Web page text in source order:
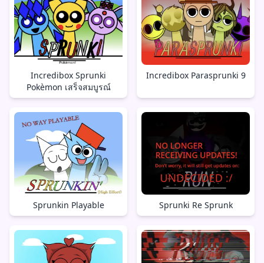
Incredibox Sprunki
Pokèmon เสร็จสมบูรณ์
Incredibox Parasprunki 9
Sprunkin Playable Sprunki Re Sprunk